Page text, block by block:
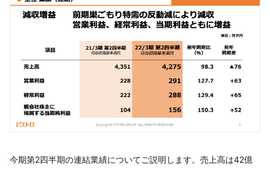
今期第2四半期の連結業績についてご説明します。売上高は42億